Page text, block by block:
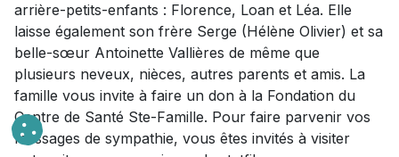
arrière-petits-enfants : Florence, Loan et Léa. Elle
laisse également son frère Serge (Hélène Olivier) et sa
belle-sœur Antoinette Vallières de même que
plusieurs neveux, nièces, autres parents et amis. La
famille vous invite à faire un don à la Fondation du
Centre de Santé Ste-Famille. Pour faire parvenir vos
messages de sympathie, vous êtes invités à visiter